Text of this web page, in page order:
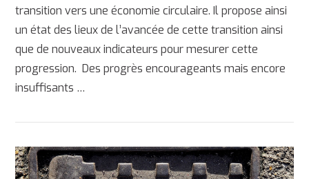
transition vers une économie circulaire. Il propose ainsi
un état des lieux de l’avancée de cette transition ainsi
que de nouveaux indicateurs pour mesurer cette
progression. Des progrès encourageants mais encore
insuffisants …